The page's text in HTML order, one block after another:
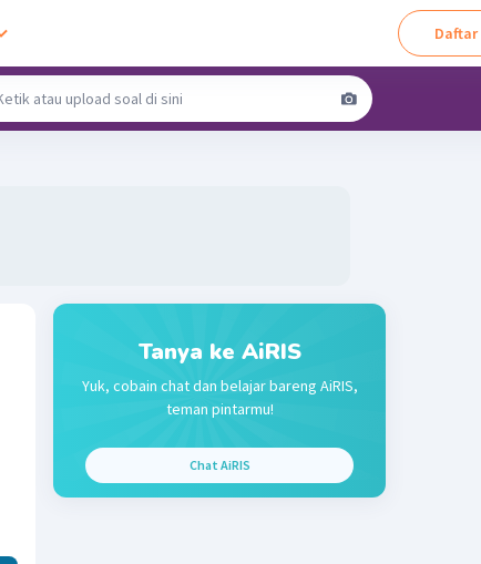
Daftar
Tanya ke AiRIS
Yuk, cobain chat dan belajar bareng AiRIS,
teman pintarmu!
Chat AiRIS